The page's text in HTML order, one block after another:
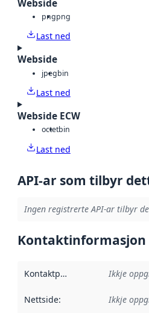
Webside
pngpng
Last ned
Webside
jpegbin
Last ned
Webside ECW
octetbin
Last ned
API-ar som tilbyr
Ingen registrerte API-ar tilbyr
Kontaktinformasjon
Kontaktpunkt Ikkje
Nettside: Ikkje